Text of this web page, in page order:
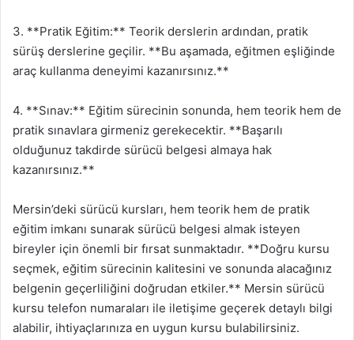
3. **Pratik Eğitim:** Teorik derslerin ardından, pratik
sürüş derslerine geçilir. **Bu aşamada, eğitmen eşliğinde
araç kullanma deneyimi kazanırsınız.**
4. **Sınav:** Eğitim sürecinin sonunda, hem teorik hem de
pratik sınavlara girmeniz gerekecektir. **Başarılı
olduğunuz takdirde sürücü belgesi almaya hak
kazanırsınız.**
Mersin’deki sürücü kursları, hem teorik hem de pratik
eğitim imkanı sunarak sürücü belgesi almak isteyen
bireyler için önemli bir fırsat sunmaktadır. **Doğru kursu
seçmek, eğitim sürecinin kalitesini ve sonunda alacağınız
belgenin geçerliliğini doğrudan etkiler.** Mersin sürücü
kursu telefon numaraları ile iletişime geçerek detaylı bilgi
alabilir, ihtiyaçlarınıza en uygun kursu bulabilirsiniz.